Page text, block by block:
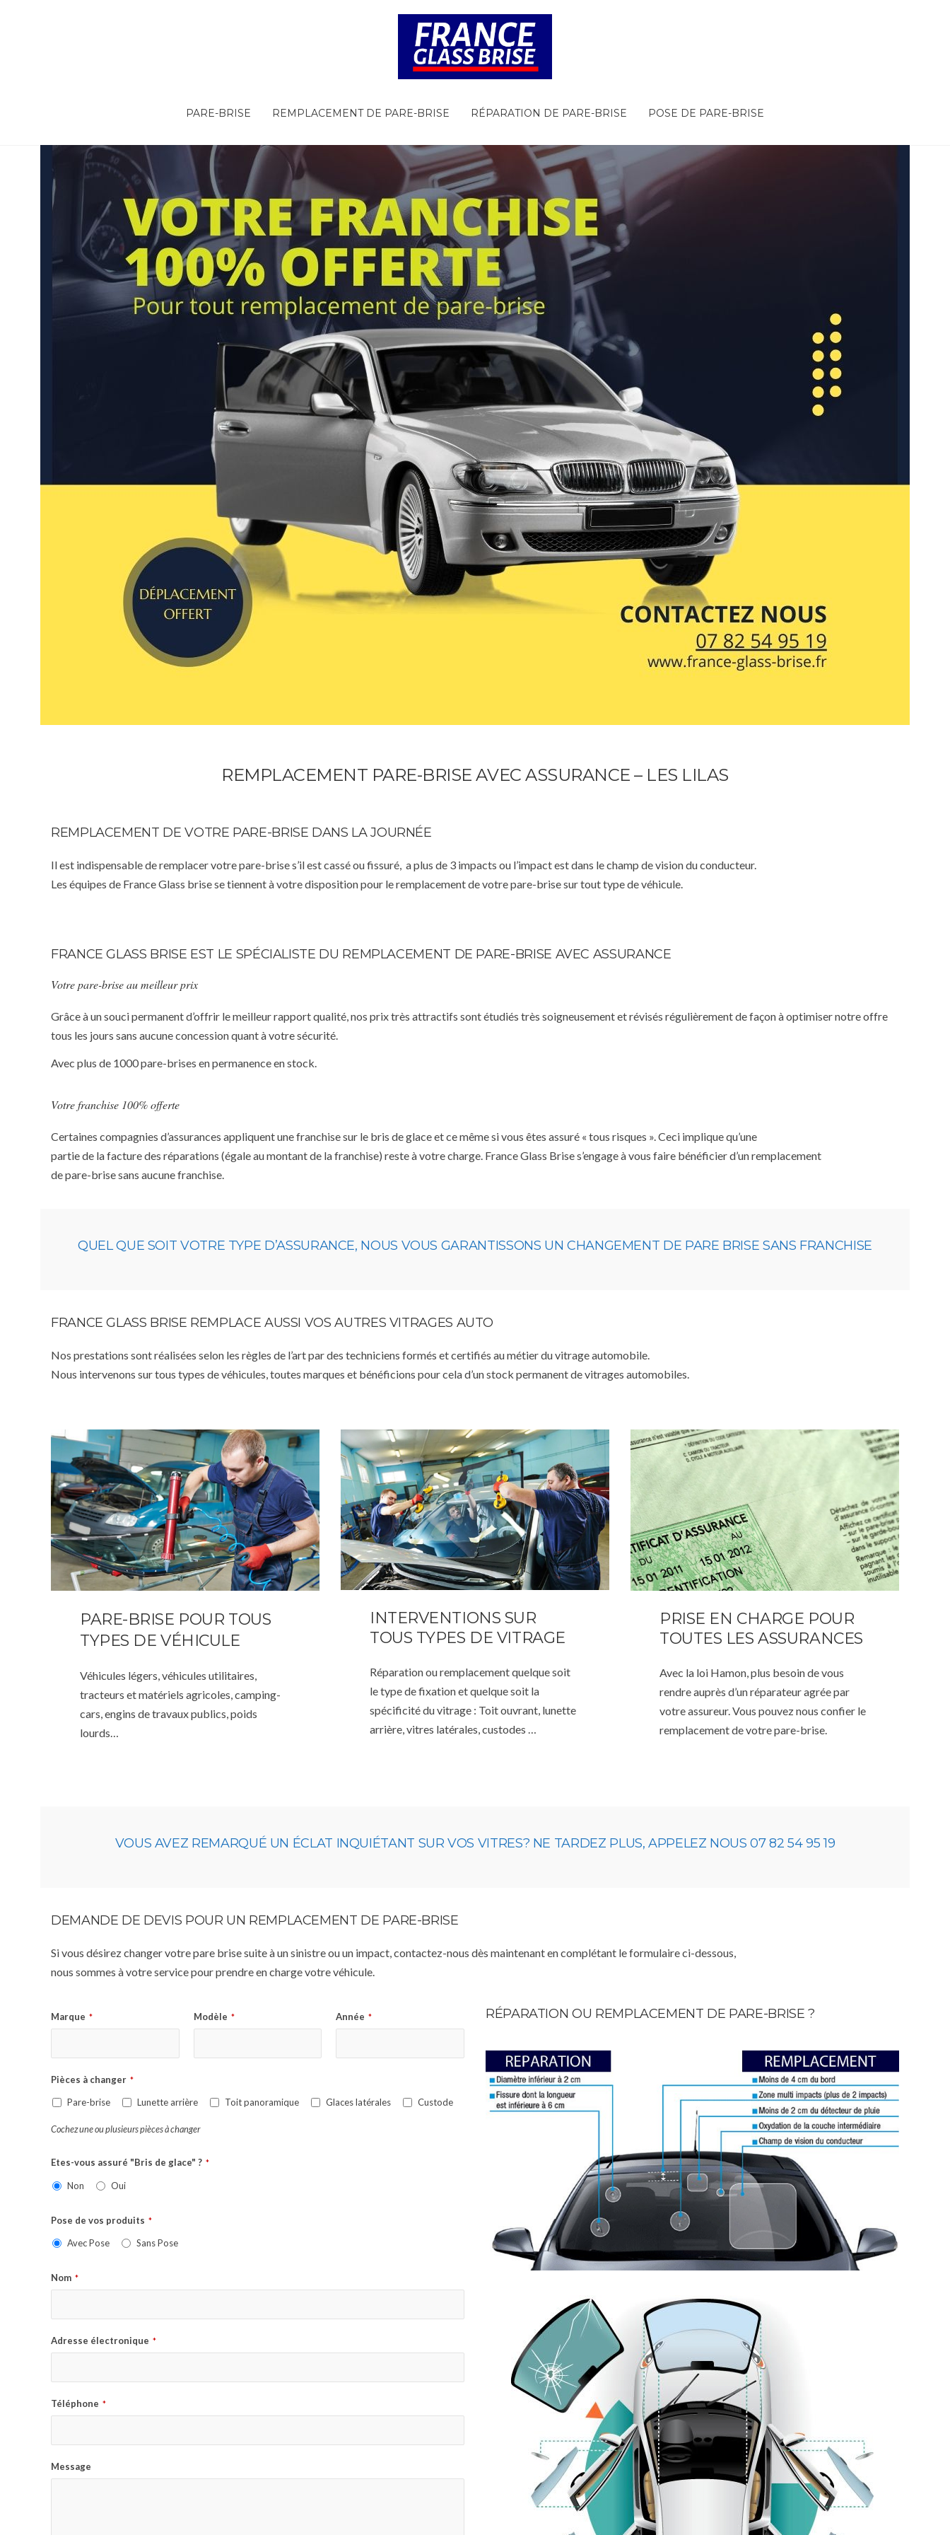
PARE-BRISE REMPLACEMENT DE PARE-BRISE RÉPARATION DE PARE-BRISE POSE DE PARE-BRISE
REMPLACEMENT PARE-BRISE AVEC ASSURANCE – LES LILAS
REMPLACEMENT DE VOTRE PARE-BRISE DANS LA JOURNÉE
Il est indispensable de remplacer votre pare-brise s’il est cassé ou fissuré, a plus de 3 impacts ou l’impact est dans le champ de vision du conducteur.
Les équipes de France Glass brise se tiennent à votre disposition pour le remplacement de votre pare-brise sur tout type de véhicule.
FRANCE GLASS BRISE EST LE SPÉCIALISTE DU REMPLACEMENT DE PARE-BRISE AVEC ASSURANCE
Votre pare-brise au meilleur prix
Grâce à un souci permanent d’offrir le meilleur rapport qualité, nos prix très attractifs sont étudiés très soigneusement et révisés régulièrement de façon à optimiser notre offre
tous les jours sans aucune concession quant à votre sécurité.
Avec plus de 1000 pare-brises en permanence en stock.
Votre franchise 100% offerte
Certaines compagnies d’assurances appliquent une franchise sur le bris de glace et ce même si vous êtes assuré « tous risques ». Ceci implique qu’une
partie de la facture des réparations (égale au montant de la franchise) reste à votre charge. France Glass Brise s’engage à vous faire bénéficier d’un remplacement
de pare-brise sans aucune franchise.
QUEL QUE SOIT VOTRE TYPE D’ASSURANCE, NOUS VOUS GARANTISSONS UN CHANGEMENT DE PARE BRISE SANS FRANCHISE
FRANCE GLASS BRISE REMPLACE AUSSI VOS AUTRES VITRAGES AUTO
Nos prestations sont réalisées selon les règles de l’art par des techniciens formés et certifiés au métier du vitrage automobile.
Nous intervenons sur tous types de véhicules, toutes marques et bénéficions pour cela d’un stock permanent de vitrages automobiles.
PARE-BRISE POUR TOUS
TYPES DE VÉHICULE
Véhicules légers, véhicules utilitaires,
tracteurs et matériels agricoles, camping-
cars, engins de travaux publics, poids
lourds…
INTERVENTIONS SUR
TOUS TYPES DE VITRAGE
Réparation ou remplacement quelque soit
le type de fixation et quelque soit la
spécificité du vitrage : Toit ouvrant, lunette
arrière, vitres latérales, custodes …
PRISE EN CHARGE POUR
TOUTES LES ASSURANCES
Avec la loi Hamon, plus besoin de vous
rendre auprès d’un réparateur agrée par
votre assureur. Vous pouvez nous confier le
remplacement de votre pare-brise.
VOUS AVEZ REMARQUÉ UN ÉCLAT INQUIÉTANT SUR VOS VITRES? NE TARDEZ PLUS, APPELEZ NOUS 07 82 54 95 19
DEMANDE DE DEVIS POUR UN REMPLACEMENT DE PARE-BRISE
Si vous désirez changer votre pare brise suite à un sinistre ou un impact, contactez-nous dès maintenant en complétant le formulaire ci-dessous,
nous sommes à votre service pour prendre en charge votre véhicule.
Marque * Modèle * Année *
Pièces à changer *
Pare-brise Lunette arrière Toit panoramique Glaces latérales Custode
Cochez une ou plusieurs pièces à changer
Etes-vous assuré "Bris de glace" ? *
Non Oui
Pose de vos produits *
Avec Pose Sans Pose
Nom *
Adresse électronique *
Téléphone *
Message
RÉPARATION OU REMPLACEMENT DE PARE-BRISE ?